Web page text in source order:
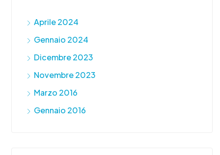
Aprile 2024
Gennaio 2024
Dicembre 2023
Novembre 2023
Marzo 2016
Gennaio 2016